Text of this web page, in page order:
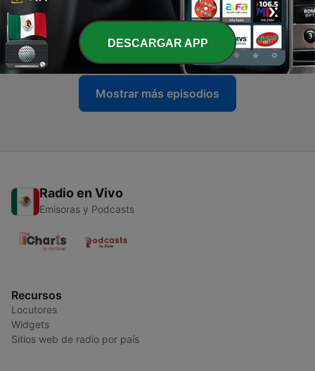
15 - S1:E15 - 2021 Holiday Special
18 nov. 2021
Mostrar más episodios
Radio en Vivo
Emisoras y Podcasts
Recursos
Locutores
Widgets
Sitios web de radio por país
DESCARGAR APP